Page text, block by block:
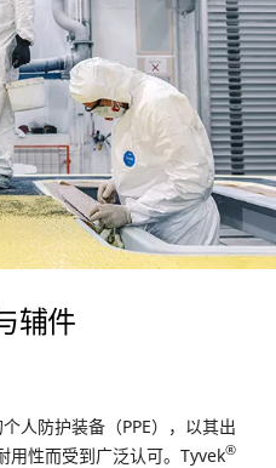
辅件
人防护装备（PPE），以其出
用性而受到广泛认可。Tyvek®